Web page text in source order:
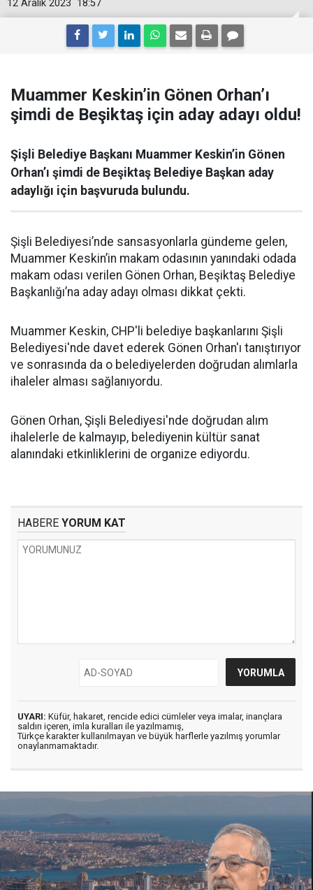
18:57
12 Aralık 2023
Muammer Keskin’in Gönen Orhan’ı
şimdi de Beşiktaş için aday adayı oldu!
Şişli Belediye Başkanı Muammer Keskin’in Gönen
Orhan’ı şimdi de Beşiktaş Belediye Başkan aday
adaylığı için başvuruda bulundu.
Şişli Belediyesi’nde sansasyonlarla gündeme gelen,
Muammer Keskin’in makam odasının yanındaki odada
makam odası verilen Gönen Orhan, Beşiktaş Belediye
Başkanlığı’na aday adayı olması dikkat çekti.
Muammer Keskin, CHP'li belediye başkanlarını Şişli
Belediyesi'nde davet ederek Gönen Orhan'ı tanıştırıyor
ve sonrasında da o belediyelerden doğrudan alımlarla
ihaleler alması sağlanıyordu.
Gönen Orhan, Şişli Belediyesi'nde doğrudan alım
ihalelerle de kalmayıp, belediyenin kültür sanat
alanındaki etkinliklerini de organize ediyordu.
HABERE YORUM KAT
UYARI: Küfür, hakaret, rencide edici cümleler veya imalar, inançlara
saldırı içeren, imla kuralları ile yazılmamış,
Türkçe karakter kullanılmayan ve büyük harflerle yazılmış yorumlar
onaylanmamaktadır.